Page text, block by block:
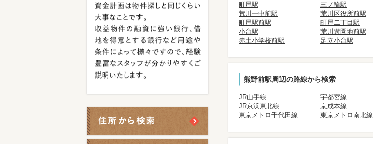
町屋駅
三ノ輪駅
荒川一中前駅
荒川区役所前駅
町屋駅前駅
町屋二丁目駅
小台駅
荒川遊園地前駅
赤土小学校前駅
足立小台駅
熊野前駅周辺の路線から検索
JR山手線 宇都宮線
JR京浜東北線
京成本線
東京メトロ千代田線
東京メトロ南北線